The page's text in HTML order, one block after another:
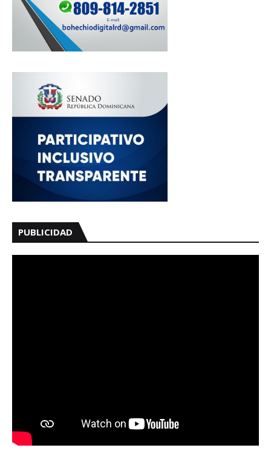
PUBLICIDAD